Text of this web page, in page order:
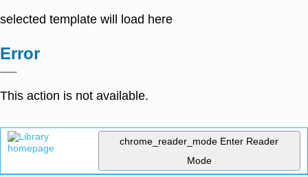
selected template will load here
Error
This action is not available.
chrome_reader_mode Enter Reader
Mode